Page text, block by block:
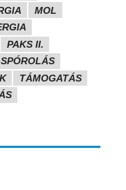
MOL
PAKS II.
SPÓROLÁS
TÁMOGATÁS